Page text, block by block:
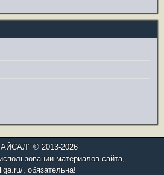
© 2013-2026
материалов сайта,
, обязательна!